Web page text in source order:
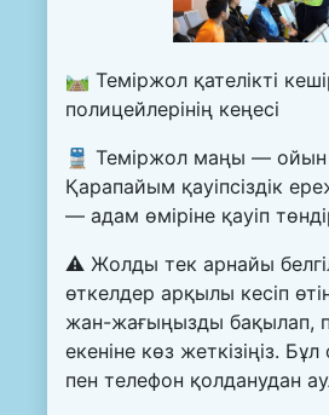
🛤 Теміржол қателікті
полицейлерінің кеңесі
🚆 Теміржол маңы — ойын
Қарапайым қауіпсіздік
— адам өміріне қауіп
⚠️ Жолды тек арнайы
өткелдер арқылы кесіп
жан-жағыңызды бақылап,
екеніне көз жеткізіңіз.
пен телефон қолданудан